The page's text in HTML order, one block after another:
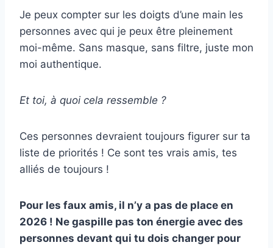
Je peux compter sur les doigts d’une main les
personnes avec qui je peux être pleinement
moi-même. Sans masque, sans filtre, juste mon
moi authentique.
Et toi, à quoi cela ressemble ?
Ces personnes devraient toujours figurer sur ta
liste de priorités ! Ce sont tes vrais amis, tes
alliés de toujours !
Pour les faux amis, il n’y a pas de place en
2026 ! Ne gaspille pas ton énergie avec des
personnes devant qui tu dois changer pour